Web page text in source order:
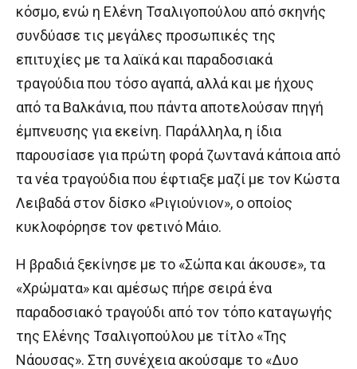
κόσμο, ενώ η Ελένη Τσαλιγοπούλου από σκηνής
συνδύασε τις μεγάλες προσωπικές της
επιτυχίες με τα λαϊκά και παραδοσιακά
τραγούδια που τόσο αγαπά, αλλά και με ήχους
από τα Βαλκάνια, που πάντα αποτελούσαν πηγή
έμπνευσης για εκείνη. Παράλληλα, η ίδια
παρουσίασε για πρώτη φορά ζωντανά κάποια από
τα νέα τραγούδια που έφτιαξε μαζί με τον Κώστα
Λειβαδά στον δίσκο «Ριγιούνιον», ο οποίος
κυκλοφόρησε τον φετινό Μάιο.
Η βραδιά ξεκίνησε με το «Σώπα και άκουσε», τα
«Χρώματα» και αμέσως πήρε σειρά ένα
παραδοσιακό τραγούδι από τον τόπο καταγωγής
της Ελένης Τσαλιγοπούλου με τίτλο «Της
Νάουσας». Στη συνέχεια ακούσαμε το «Δυο